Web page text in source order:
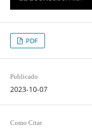
PDF
Publicado
2023-10-07
Como Citar